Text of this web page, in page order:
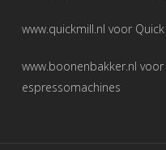
www.quickmill.nl voor
www.boonenbakker.nl voor
espressomachines